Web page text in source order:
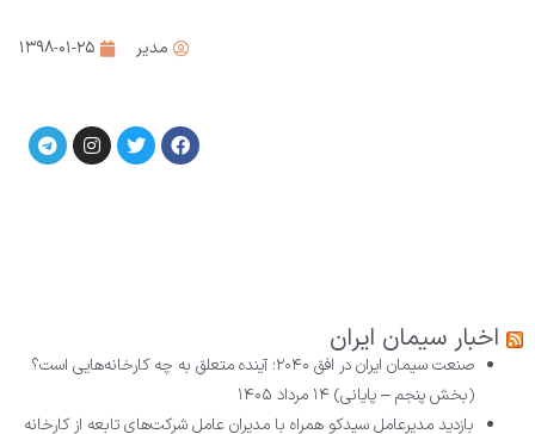
مدیر ۱۳۹۸-۰۱-۲۵
اخبار سیمان ایران
صنعت سیمان ایران در افق ۲۰۴۰؛ آینده متعلق به چه کارخانه‌هایی است؟
(بخش پنجم – پایانی) ۱۴ مرداد ۱۴۰۵
بازدید مدیرعامل سیدکو همراه با مدیران عامل شرکت‌های تابعه از کارخانه